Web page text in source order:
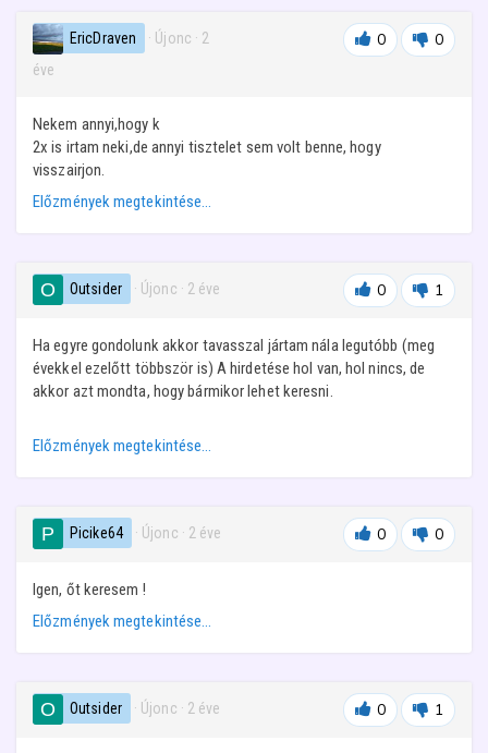
EricDraven · Újonc · 2
éve
0 0
Nekem annyi,hogy k
2x is irtam neki,de annyi tisztelet sem volt benne, hogy
visszairjon.
Előzmények megtekintése…
Outsider · Újonc · 2 éve 0 1
Ha egyre gondolunk akkor tavasszal jártam nála legutóbb (meg
évekkel ezelőtt többször is) A hirdetése hol van, hol nincs, de
akkor azt mondta, hogy bármikor lehet keresni.
Előzmények megtekintése…
Picike64 · Újonc · 2 éve 0 0
Igen, őt keresem !
Előzmények megtekintése…
Outsider · Újonc · 2 éve 0 1